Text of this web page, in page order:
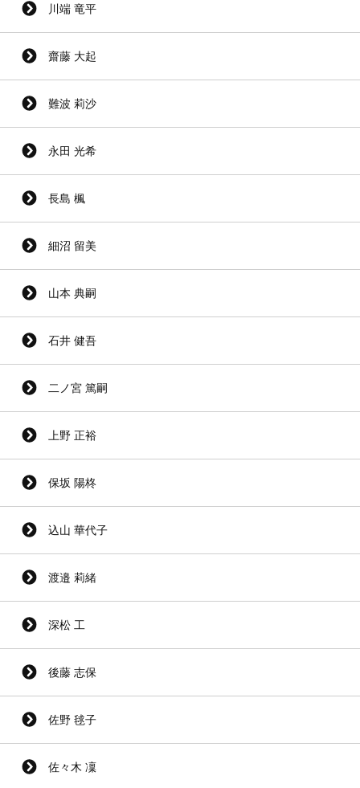
川端 竜平
齋藤 大起
難波 莉沙
永田 光希
長島 楓
細沼 留美
山本 典嗣
石井 健吾
二ノ宮 篤嗣
上野 正裕
保坂 陽柊
込山 華代子
渡邉 莉緒
深松 工
後藤 志保
佐野 毬子
佐々木 凜